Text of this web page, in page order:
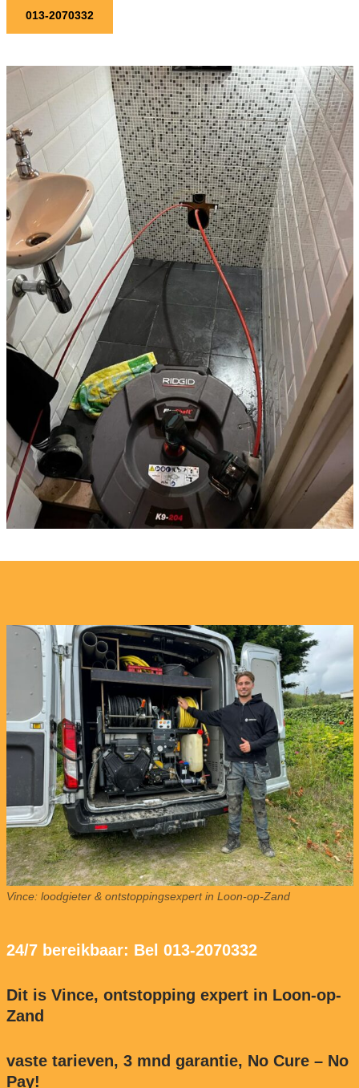
013-2070332
Vince: loodgieter & ontstoppingsexpert in Loon-op-Zand
24/7 bereikbaar: Bel 013-2070332
Dit is Vince, ontstopping expert in Loon-op-
Zand
vaste tarieven, 3 mnd garantie, No Cure – No
Pay!